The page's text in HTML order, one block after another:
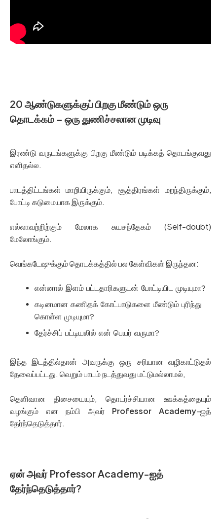
20 ஆண்டுகளுக்குப் பிறகு மீண்டும் ஒரு
தொடக்கம் – ஒரு துணிச்சலான முடிவு
இரண்டு வருடங்களுக்கு பிறகு மீண்டும் படிக்கத் தொடங்குவது
எளிதல்ல.
பாடத்திட்டங்கள் மாறியிருக்கும், சூத்திரங்கள் மறந்திருக்கும்,
போட்டி கடுமையாக இருக்கும்.
எல்லாவற்றிற்கும் மேலாக சுயசந்தேகம் (Self-doubt)
மேலோங்கும்.
வெங்கடேஷுக்கும் தொடக்கத்தில் பல கேள்விகள் இருந்தன:
என்னால் இளம் பட்டதாரிகளுடன் போட்டியிட முடியுமா?
கடினமான கணிதக் கோட்பாடுகளை மீண்டும் புரிந்து
கொள்ள முடியுமா?
தேர்ச்சிப் பட்டியலில் என் பெயர் வருமா?
இந்த இடத்தில்தான் அவருக்கு ஒரு சரியான வழிகாட்டுதல்
தேவைப்பட்டது. வெறும் பாடம் நடத்துவது மட்டுமல்லாமல்,
தெளிவான திசையையும், தொடர்ச்சியான ஊக்கத்தையும்
வழங்கும் என நம்பி அவர் Professor Academy-ஐத்
தேர்ந்தெடுத்தார்.
ஏன் அவர் Professor Academy-ஐத்
தேர்ந்தெடுத்தார்?